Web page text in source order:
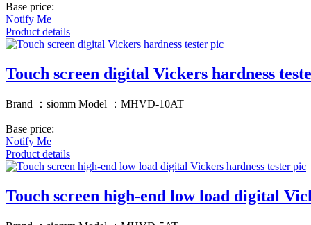
Base price:
Notify Me
Product details
Touch screen digital Vickers hardness
Brand ：siomm Model ：MHVD-10AT
Base price:
Notify Me
Product details
Touch screen high-end low load digital